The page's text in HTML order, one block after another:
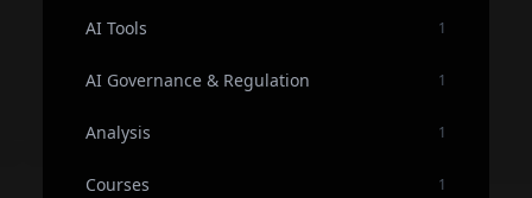
AI Tools 1
AI Governance & Regulation 1
Analysis 1
Courses 1